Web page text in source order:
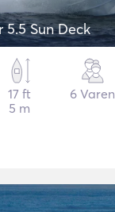
5.5 Sun Deck
17 ft
5 m
6 Varen